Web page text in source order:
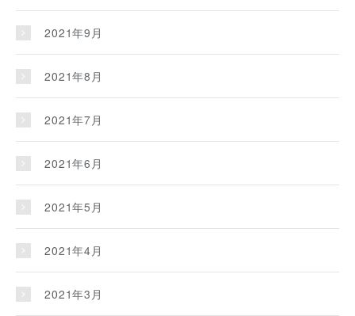
2021年9月
2021年8月
2021年7月
2021年6月
2021年5月
2021年4月
2021年3月